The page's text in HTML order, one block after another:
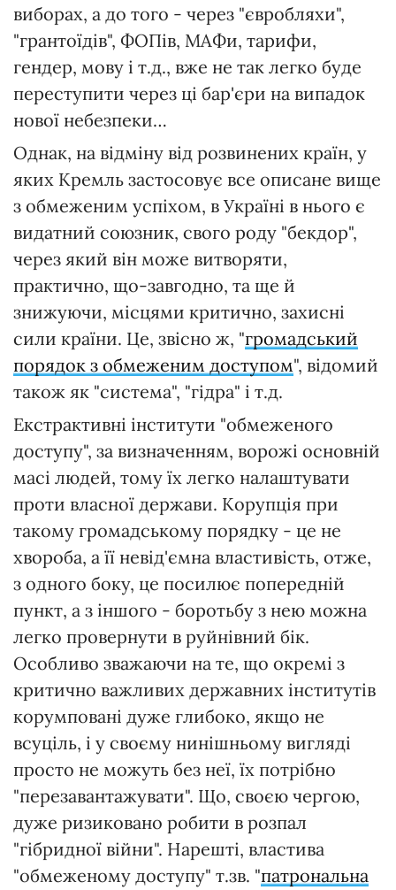
виборах, а до того - через "євробляхи",
"грантоїдів", ФОПів, МАФи, тарифи,
гендер, мову і т.д., вже не так легко буде
переступити через ці бар'єри на випадок
нової небезпеки…
Однак, на відміну від розвинених країн, у
яких Кремль застосовує все описане вище
з обмеженим успіхом, в Україні в нього є
видатний союзник, свого роду "бекдор",
через який він може витворяти,
практично, що-завгодно, та ще й
знижуючи, місцями критично, захисні
сили країни. Це, звісно ж, "громадський
порядок з обмеженим доступом", відомий
також як "система", "гідра" і т.д.
Екстрактивні інститути "обмеженого
доступу", за визначенням, ворожі основній
масі людей, тому їх легко налаштувати
проти власної держави. Корупція при
такому громадському порядку - це не
хвороба, а її невід'ємна властивість, отже,
з одного боку, це посилює попередній
пункт, а з іншого - боротьбу з нею можна
легко провернути в руйнівний бік.
Особливо зважаючи на те, що окремі з
критично важливих державних інститутів
корумповані дуже глибоко, якщо не
всуціль, і у своєму нинішньому вигляді
просто не можуть без неї, їх потрібно
"перезавантажувати". Що, своєю чергою,
дуже ризиковано робити в розпал
"гібридної війни". Нарешті, властива
"обмеженому доступу" т.зв. "патрональна